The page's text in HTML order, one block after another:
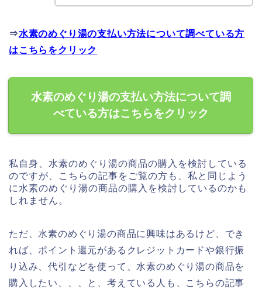
⇒水素のめぐり湯の支払い方法について調べている方
はこちらをクリック
水素のめぐり湯の支払い方法について調
べている方はこちらをクリック
私自身、水素のめぐり湯の商品の購入を検討している
のですが、こちらの記事をご覧の方も、私と同じよう
に水素のめぐり湯の商品の購入を検討しているのかも
しれません。
ただ、水素のめぐり湯の商品に興味はあるけど、でき
れば、ポイント還元があるクレジットカードや銀行振
り込み、代引などを使って、水素のめぐり湯の商品を
購入したい、、、と、考えている人も、こちらの記事